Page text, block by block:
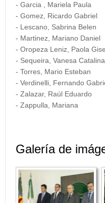
- Garcia , Mariela Paula
- Gomez, Ricardo Gabriel
- Lescano, Sabrina Belen
- Martinez, Mariano Daniel
- Oropeza Leniz, Paola
- Sequeira, Vanesa Catalina
- Torres, Mario Esteban
- Verdinelli, Fernando
- Zalazar, Raúl Eduardo
- Zappulla, Mariana
Galería de